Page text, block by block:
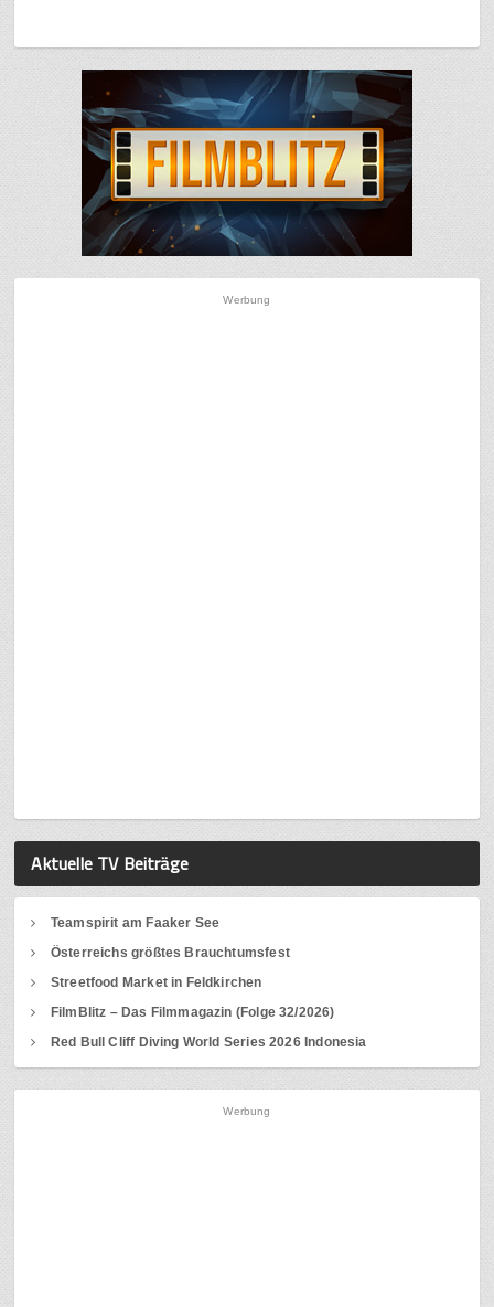
Werbung
Aktuelle TV Beiträge
Teamspirit am Faaker See
Österreichs größtes Brauchtumsfest
Streetfood Market in Feldkirchen
FilmBlitz – Das Filmmagazin (Folge 32/2026)
Red Bull Cliff Diving World Series 2026 Indonesia
Werbung